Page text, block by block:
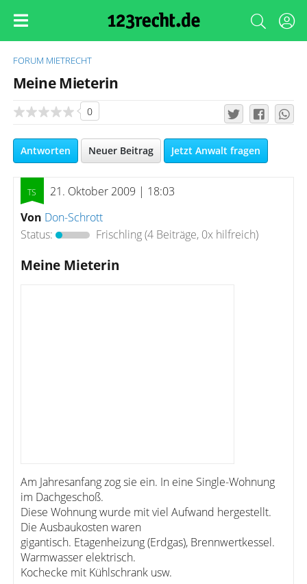
FORUM MIETRECHT
Meine Mieterin
0
Antworten Neuer Beitrag Jetzt Anwalt fragen
21. Oktober 2009 | 18:03
Von Don-Schrott
Status:
Frischling(4 Beiträge, 0x hilfreich)
Meine Mieterin
Am Jahresanfang zog sie ein. In eine Single-Wohnung
im Dachgeschoß.
Diese Wohnung wurde mit viel Aufwand hergestellt.
Die Ausbaukosten waren
gigantisch. Etagenheizung (Erdgas), Brennwertkessel.
Warmwasser elektrisch.
Kochecke mit Kühlschrank usw.